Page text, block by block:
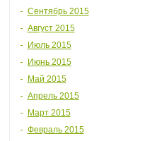
Сентябрь 2015
Август 2015
Июль 2015
Июнь 2015
Май 2015
Апрель 2015
Март 2015
Февраль 2015